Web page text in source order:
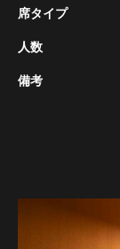
席タイプ
人数
備考